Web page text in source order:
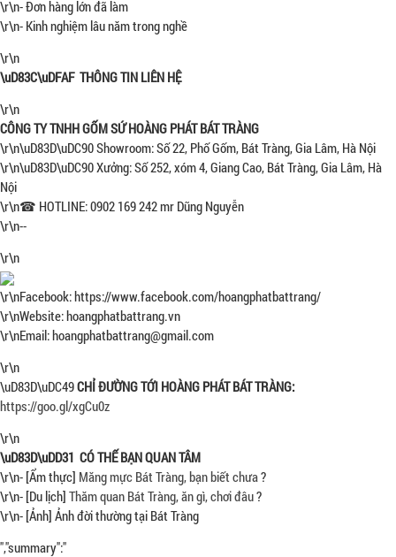
\r\n- Đơn hàng lớn đã làm
\r\n- Kinh nghiệm lâu năm trong nghề
\r\n
\uD83C\uDFAF THÔNG TIN LIÊN HỆ
\r\n
CÔNG TY TNHH GỐM SỨ HOÀNG PHÁT BÁT TRÀNG
\r\n\uD83D\uDC90 Showroom: Số 22, Phố Gốm, Bát Tràng, Gia Lâm, Hà Nội
\r\n\uD83D\uDC90 Xưởng: Số 252, xóm 4, Giang Cao, Bát Tràng, Gia Lâm, Hà
Nội
\r\n☎ HOTLINE: 0902 169 242 mr Dũng Nguyễn
\r\n--
\r\n
\r\nFacebook: https://www.facebook.com/hoangphatbattrang/
\r\nWebsite: hoangphatbattrang.vn
\r\nEmail: hoangphatbattrang@gmail.com
\r\n
\uD83D\uDC49CHỈ ĐƯỜNG TỚI HOÀNG PHÁT BÁT TRÀNG:
https://goo.gl/xgCu0z
\r\n
\uD83D\uDD31 CÓ THẾ BẠN QUAN TÂM
\r\n- [Ẩm thực] Măng mực Bát Tràng, bạn biết chưa?
\r\n- [Du lịch] Thăm quan Bát Tràng, ăn gì, chơi đâu?
\r\n- [Ảnh] Ảnh đời thường tại Bát Tràng
","summary":"